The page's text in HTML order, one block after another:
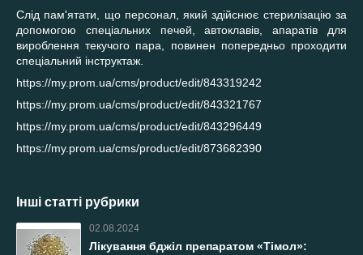
Слід пам'ятати, що персонал, який здійснює стерилізацію за
допомогою спеціальних печей, автоклавів, апаратів для
вироблення текучого пара, повинен попередньо проходити
спеціальний інструктаж.
https://my.prom.ua/cms/product/edit/843319242
https://my.prom.ua/cms/product/edit/843321767
https://my.prom.ua/cms/product/edit/843296449
https://my.prom.ua/cms/product/edit/873682390
Інші статті рубрики
02.08.2024
Лікування бджіл препаратом «Тімол»: